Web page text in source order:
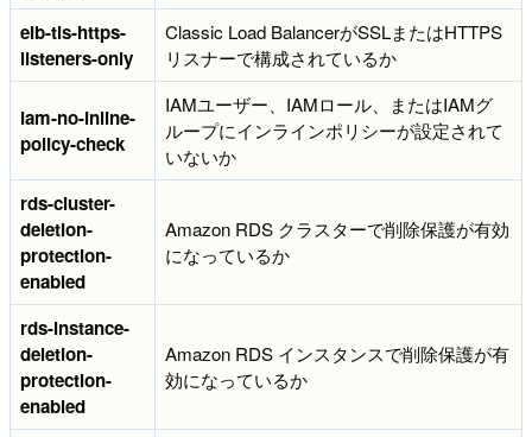
elb-tls-https-
listeners-only
Classic Load BalancerがSSLまたはHTTPS
リスナーで構成されているか
iam-no-inline-
policy-check
IAMユーザー、IAMロール、またはIAMグ
ループにインラインポリシーが設定されて
いないか
rds-cluster-
deletion-
protection-
enabled
Amazon RDS クラスターで削除保護が有効
になっているか
rds-instance-
deletion-
protection-
enabled
Amazon RDS インスタンスで削除保護が有
効になっているか